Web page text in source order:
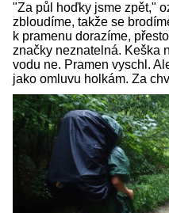
"Za půl hoďky jsme zpět,"
zbloudíme, takže se
k pramenu dorazíme,
značky neznatelná. Keška
vodu ne. Pramen vyschl.
jako omluvu holkám. Za